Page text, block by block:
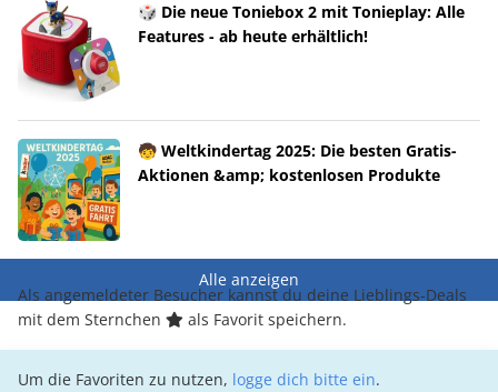
🎲 Die neue Toniebox 2 mit Tonieplay: Alle
Features - ab heute erhältlich!
🧒 Weltkindertag 2025: Die besten Gratis-
Aktionen &amp; kostenlosen Produkte
Alle anzeigen
Als angemeldeter Besucher kannst du deine Lieblings-Deals
mit dem Sternchen
als Favorit speichern.
Um die Favoriten zu nutzen, logge dich bitte ein.